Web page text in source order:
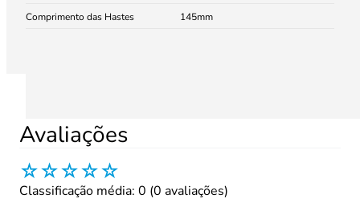
Comprimento das Hastes
145
Avaliações
☆☆☆☆☆
Classificação média: 0 (0 avaliações)